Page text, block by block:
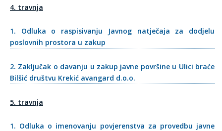
4. travnja
1. Odluka o raspisivanju Javnog natječaja za dodjelu
poslovnih prostora u zakup
2. Zaključak o davanju u zakup javne površine u Ulici braće
Bilšić društvu Krekić avangard d.o.o.
5. travnja
1. Odluka o imenovanju povjerenstva za provedbu javne